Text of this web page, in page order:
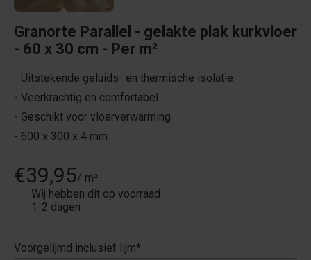
Granorte Parallel - gelakte plak kurkvloer
- 60 x 30 cm - Per m²
- Uitstekende geluids- en thermische isolatie
- Veerkrachtig en comfortabel
- Geschikt voor vloerverwarming
- 600 x 300 x 4 mm
€39,95/ m²
Wij hebben dit op voorraad
1-2 dagen
Voorgelijmd inclusief lijm*